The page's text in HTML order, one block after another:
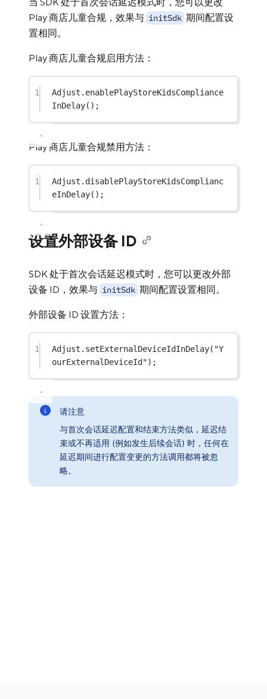
Play 商店儿童合规，效果与 initSdk 期间配置设
置相同。
Play 商店儿童合规启用方法：
1 Adjust. enablePlayStoreKidsCompliance
InDelay();
Play 商店儿童合规禁用方法：
1 Adjust. disablePlayStoreKidsComplianc
eInDelay();
设置外部设备 ID
SDK 处于首次会话延迟模式时，您可以更改外部
设备 ID，效果与 initSdk 期间配置设置相同。
外部设备 ID 设置方法：
1 Adjust. setExternalDeviceIdInDelay( "Y
ourExternalDeviceId");
请注意
与首次会话延迟配置和结束方法类似，延迟结
束或不再适用 (例如发生后续会话) 时，任何在
延迟期间进行配置变更的方法调用都将被忽
略。